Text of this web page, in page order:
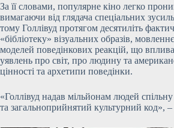
За її словами, популярне кіно легко
вимагаючи від глядача спеціальних
тому Голлівуд протягом десятиліть
«бібліотеку» візуальних образів,
моделей поведінкових реакцій, що
уявлень про світ, про людину та
цінності та архетипи поведінки.
«Голлівуд надав мільйонам людей спільну
та загальноприйнятий культурний код»,